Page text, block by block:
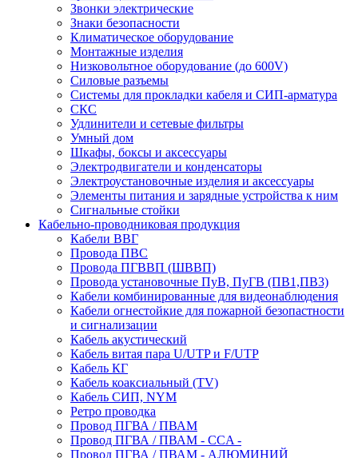
Звонки электрические
Знаки безопасности
Климатическое оборудование
Монтажные изделия
Низковольтное оборудование (до 600V)
Силовые разъемы
Системы для прокладки кабеля и СИП-арматура
СКС
Удлинители и сетевые фильтры
Умный дом
Шкафы, боксы и аксессуары
Электродвигатели и конденсаторы
Электроустановочные изделия и аксессуары
Элементы питания и зарядные устройства к ним
Сигнальные стойки
Кабельно-проводниковая продукция
Кабели ВВГ
Провода ПВС
Провода ПГВВП (ШВВП)
Провода установочные ПуВ, ПуГВ (ПВ1,ПВ3)
Кабели комбинированные для видеонаблюдения
Кабели огнестойкие для пожарной безопастности
и сигнализации
Кабель акустический
Кабель витая пара U/UTP и F/UTP
Кабель КГ
Кабель коаксиальный (TV)
Кабель СИП, NYM
Ретро проводка
Провод ПГВА / ПВАМ
Провод ПГВА / ПВАМ - CCA -
Провод ПГВА / ПВАМ - АЛЮМИНИЙ